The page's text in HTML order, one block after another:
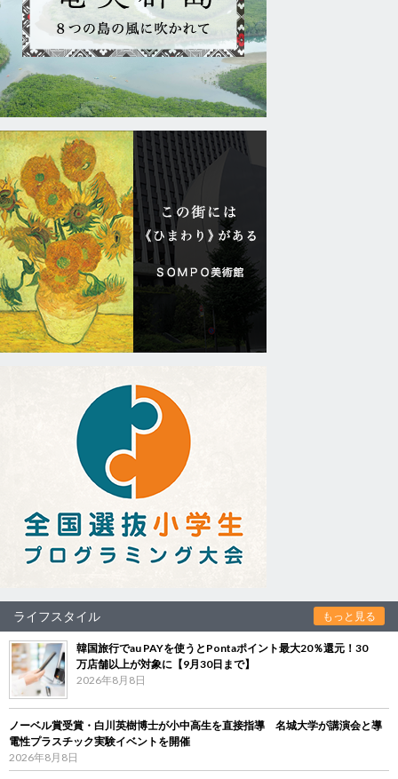
ライフスタイル もっと見る
韓国旅行でau PAYを使うとPontaポイント最大20％還元！30
万店舗以上が対象に【9月30日まで】
2026年8月8日
ノーベル賞受賞・白川英樹博士が小中高生を直接指導 名城大学が講演会と導
電性プラスチック実験イベントを開催
2026年8月8日